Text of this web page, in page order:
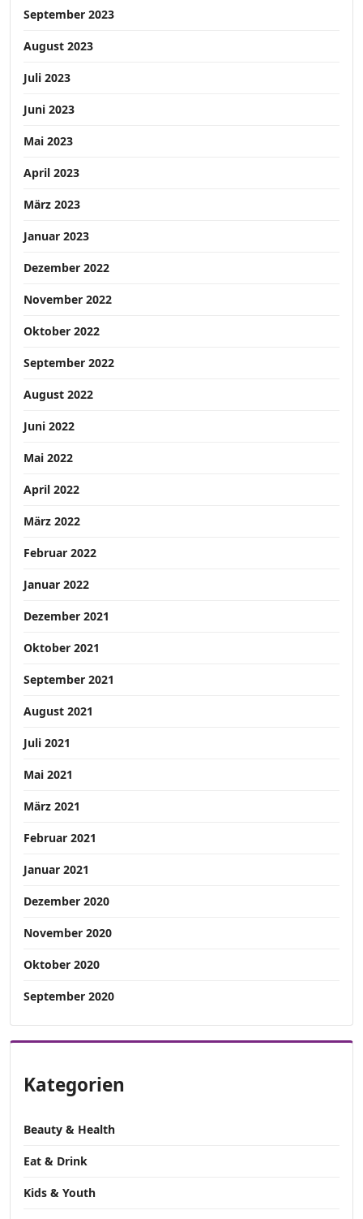
September 2023
August 2023
Juli 2023
Juni 2023
Mai 2023
April 2023
März 2023
Januar 2023
Dezember 2022
November 2022
Oktober 2022
September 2022
August 2022
Juni 2022
Mai 2022
April 2022
März 2022
Februar 2022
Januar 2022
Dezember 2021
Oktober 2021
September 2021
August 2021
Juli 2021
Mai 2021
März 2021
Februar 2021
Januar 2021
Dezember 2020
November 2020
Oktober 2020
September 2020
Kategorien
Beauty & Health
Eat & Drink
Kids & Youth